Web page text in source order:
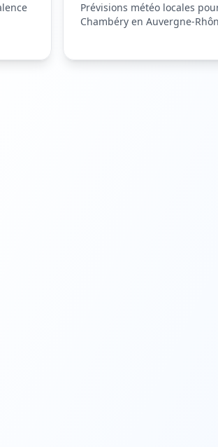
Prévisions météo locales
Chambéry en Auvergne-